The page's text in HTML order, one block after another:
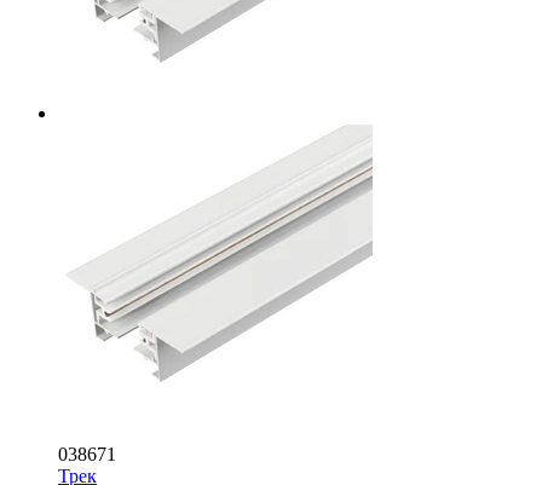
038671
Трек